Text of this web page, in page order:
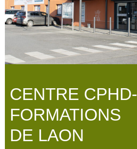
CENTRE CPHD-
FORMATIONS
DE LAON